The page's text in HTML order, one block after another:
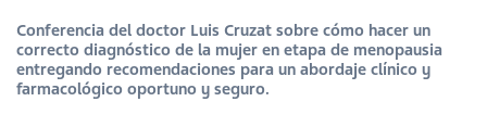
Conferencia del doctor Luis Cruzat sobre cómo hacer un
correcto diagnóstico de la mujer en etapa de menopausia
entregando recomendaciones para un abordaje clínico y
farmacológico oportuno y seguro.